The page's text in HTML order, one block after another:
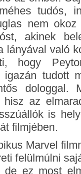
tudós,
nem okoz
akinek
lányával való
hogy
tudott
dologgal.
az
is
filmjében.
Marvel
felülmúlni
de ez most